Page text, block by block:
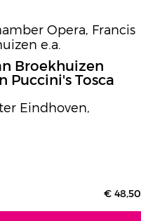
Opera, Francis
e.a.
Broekhuizen
Puccini's Tosca
Eindhoven,
€ 48,50